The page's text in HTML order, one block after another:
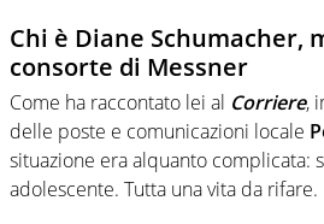
Chi è Diane Schumacher,
consorte di Messner
Come ha raccontato lei al Corriere,
delle poste e comunicazioni locale
situazione era alquanto complicata:
adolescente. Tutta una vita da rifare.